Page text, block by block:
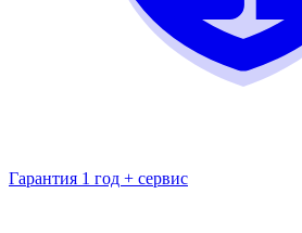
Гарантия 1 год + сервис